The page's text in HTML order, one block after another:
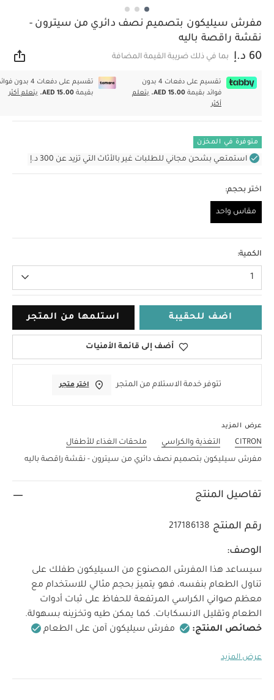
مفرش سيليكون بتصميم نصف دائري من سيترون -
نقشة راقصة باليه
60 د.إ بما في ذلك ضريبة القيمة المضافة
تقسيم على دفعات 4 بدون
فوائد بقيمة AED 15.00.
يتعلم
أكثر
تقسيم على دفعات 4 بدون
بقيمةAED 15.00. يتعلم أكثر
متوفرة في المخزن
استمتعي بشحن مجاني للطلبات غير بالأثاث التي تزيد عن 300 د.إ
اختر بحجم:
مقاس واحد
الكمية:
1
اضف للحقيبة استلمها من المتجر
أضف إلى قائمة الأمنيات
تتوفر خدمة الاستلام من المتجر اختر متجر
عرض المزيد
CITRON التغذية والكراسي
ملحقات الغذاء للأطفال
مفرش سيليكون بتصميم نصف دائري من سيترون - نقشة راقصة باليه
تفاصيل المنتج
رقم المنتج 217186138
الوصف:
سيساعد هذا المفرش المصنوع من السيليكون طفلك على
تناول الطعام بنفسه، فهو يتميز بحجم مثالي للاستخدام مع
معظم صواني الكراسي المرتفعة للحفاظ على ثبات أدوات
الطعام وتقليل الانسكابات. كما يمكن طيه وتخزينه بسهولة.
خصائص المنتج:
مفرش سيليكون آمن على الطعام
خالية من مادة بيسفينول أ
عرض المزيد